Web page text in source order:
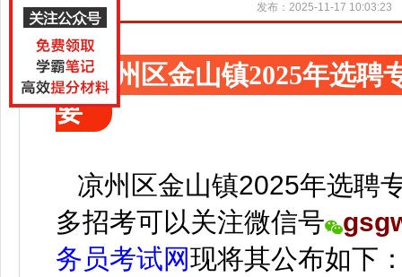
发布：2025-11-17 10:03:23
凉州区金山镇2025年选聘
要
凉州区金山镇2025年选聘
多招考可以关注微信号
务员考试网现将其公布如下